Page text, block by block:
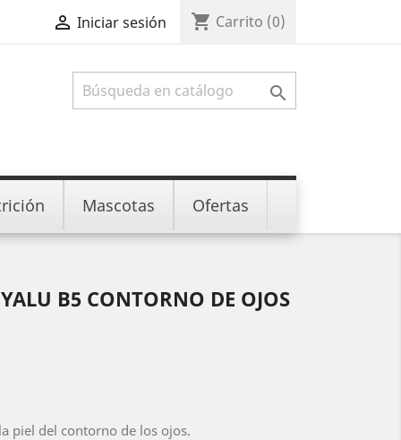
 Iniciar sesión shopping_cart Carrito (0)

Mascotas Ofertas
B5 CONTORNO DE OJOS
piel del contorno de los ojos.